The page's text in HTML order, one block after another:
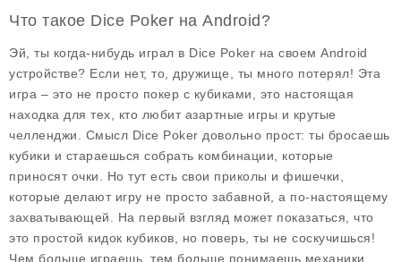
Что такое Dice Poker на Android?
Эй, ты когда-нибудь играл в Dice Poker на своем Android
устройстве? Если нет, то, дружище, ты много потерял! Эта
игра – это не просто покер с кубиками, это настоящая
находка для тех, кто любит азартные игры и крутые
челленджи. Смысл Dice Poker довольно прост: ты бросаешь
кубики и стараешься собрать комбинации, которые
приносят очки. Но тут есть свои приколы и фишечки,
которые делают игру не просто забавной, а по-настоящему
захватывающей. На первый взгляд может показаться, что
это простой кидок кубиков, но поверь, ты не соскучишься!
Чем больше играешь, тем больше понимаешь механики,